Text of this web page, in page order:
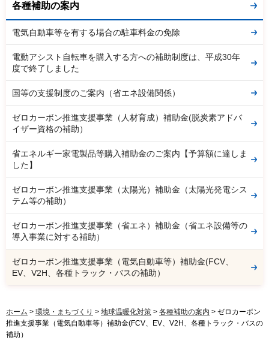
各種補助の案内
電気自動車等を有する場合の駐車料金の免除
電動アシスト自転車を購入する方への補助制度は、平成30年
度で終了しました
国等の支援制度のご案内（省エネ設備関係）
ゼロカーボン推進支援事業（人材育成）補助金(脱炭素アドバ
イザー資格の補助）
省エネルギー家電製品等購入補助金のご案内【予算額に達しま
した】
ゼロカーボン推進支援事業（太陽光）補助金（太陽光発電シス
テム等の補助）
ゼロカーボン推進支援事業（省エネ）補助金（省エネ設備等の
導入事業に対する補助）
ゼロカーボン推進支援事業（電気自動車等）補助金(FCV、
EV、V2H、各種トラック・バスの補助）
ホーム > 環境・まちづくり > 地球温暖化対策 > 各種補助の案内 > ゼロカーボン
推進支援事業（電気自動車等）補助金(FCV、EV、V2H、各種トラック・バスの
補助）